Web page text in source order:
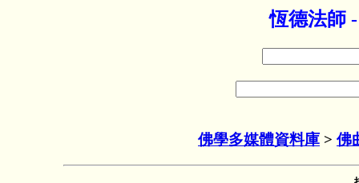
恆德法師
佛學多媒體資料庫 > 佛